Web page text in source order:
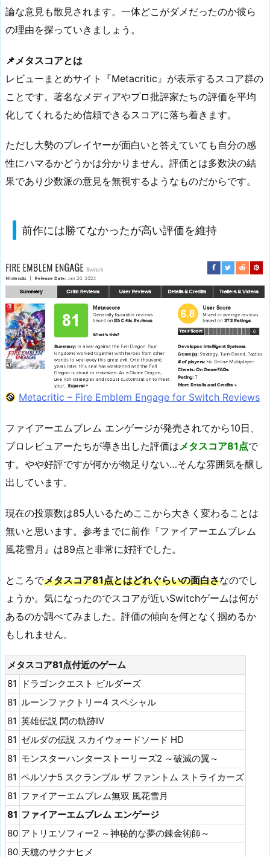
論な意見も散見されます。一体どこがダメだったのか彼ら
の理由を探っていきましょう。
📌メタスコアとは
レビューまとめサイト『Metacritic』が表示するスコア群の
ことです。著名なメディアやプロ批評家たちの評価を平均
化してくれるため信頼できるスコアに落ち着きます。
ただし大勢のプレイヤーが面白いと答えていても自分の感
性にハマるかどうかは分かりません。評価とは多数決の結
果であり少数派の意見を無視するようなものだからです。
前作には勝てなかったが高い評価を維持
Metacritic – Fire Emblem Engage for Switch Reviews
ファイアーエムブレム エンゲージが発売されてから10日、
プロレビュアーたちが導き出した評価は メタスコア81点で
す。やや好評ですが何かが物足りない…そんな雰囲気を醸し
出しています。
現在の投票数は85人いるためここから大きく変わることは
無いと思います。参考までに前作『ファイアーエムブレム
風花雪月』は89点と非常に好評でした。
ところでメタスコア81点とはどれぐらいの面白さなのでし
ょうか。気になったのでスコアが近いSwitchゲームは何が
あるのか調べてみました。評価の傾向を何となく掴めるか
もしれません。
メタスコア81点付近のゲーム
81
ドラゴンクエスト ビルダーズ
81 ルーンファクトリー4 スペシャル
81 英雄伝説 閃の軌跡IV
81 ゼルダの伝説 スカイウォードソード HD
81 モンスターハンターストーリーズ2 ～破滅の翼～
81 ペルソナ5 スクランブル ザ ファントム ストライカーズ
81 ファイアーエムブレム無双 風花雪月
81 ファイアーエムブレム エンゲージ
80 アトリエソフィー2 ～神秘的な夢の錬金術師～
80 天穂のサクナヒメ